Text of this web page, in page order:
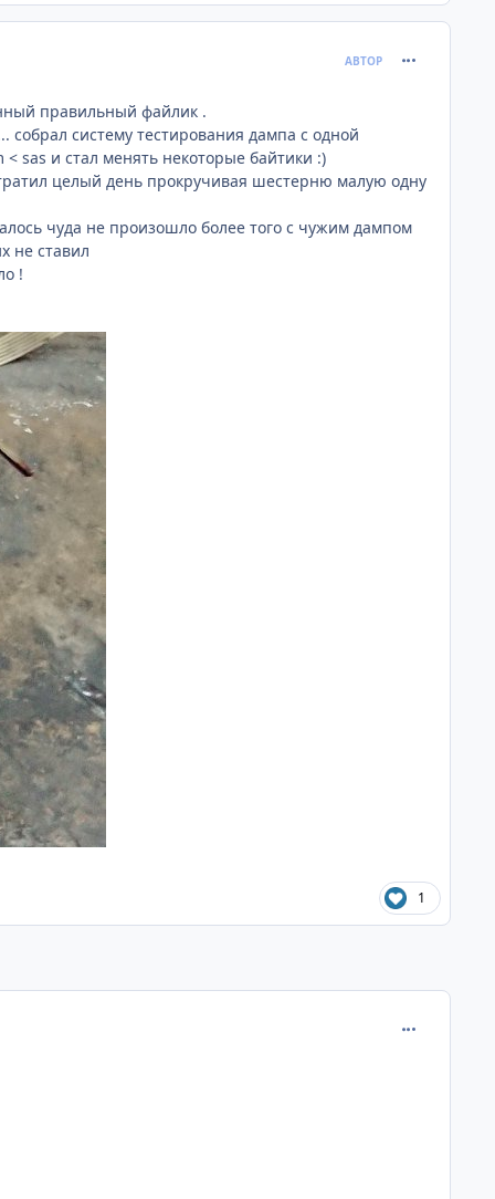
АВТОР
правильный файлик .
систему тестирования дампа с одной
< sas и стал менять некоторые байтики :)
целый день прокручивая шестерню малую одну
чуда не произошло более того с чужим дампом
не ставил
!
1